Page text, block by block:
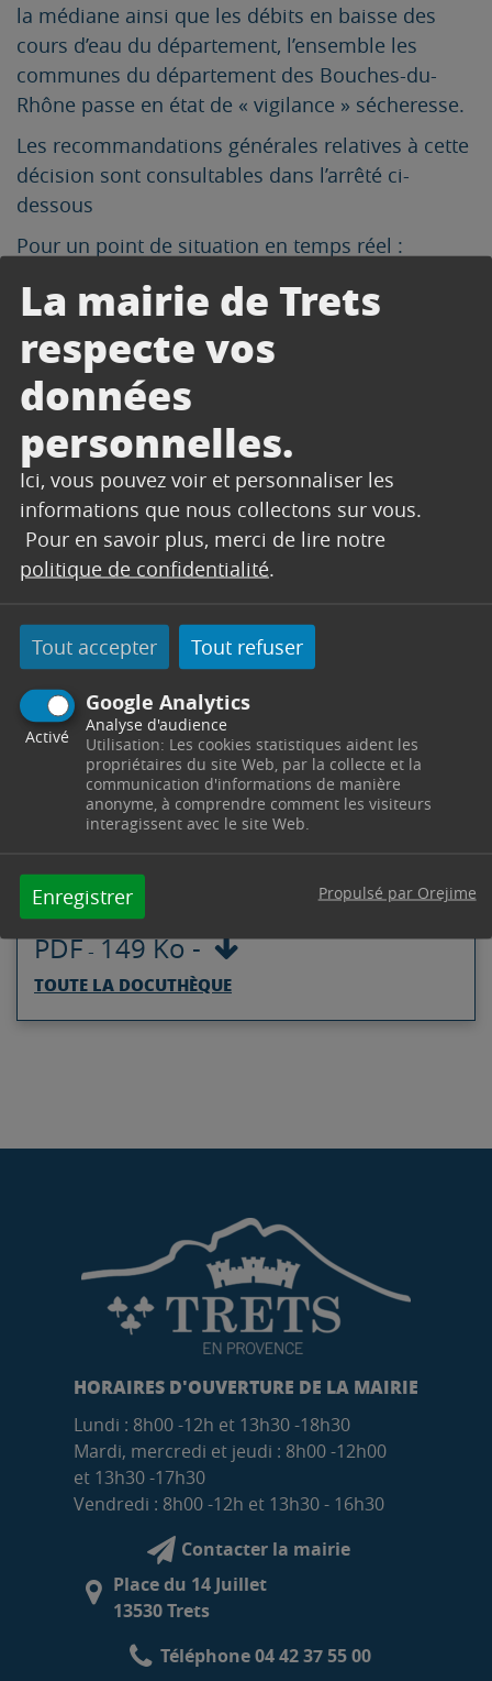
La mairie de Trets
respecte vos
données
personnelles.
Ici, vous pouvez voir et personnaliser les
informations que nous collectons sur vous.
Pour en savoir plus, merci de lire notre
politique de confidentialité.
Tout accepter Tout refuser
Google Analytics
Activé
Analyse d'audience
Utilisation: Les cookies statistiques aident les
propriétaires du site Web, par la collecte et la
communication d'informations de manière
anonyme, à comprendre comment les visiteurs
interagissent avec le site Web.
Enregistrer Propulsé par Orejime
la médiane ainsi que les débits en baisse des
cours d’eau du département, l’ensemble les
communes du département des Bouches-du-
Rhône passe en état de « vigilance » sécheresse.
Les recommandations générales relatives à cette
décision sont consultables dans l’arrêté ci-
dessous
Pour un point de situation en temps réel :
de-l-Etat/Environnement-risques-naturels-et-
technologiques/La-secheresse
DOCUMENTS
ARRÊTÉ PRÉFECTORAL N°253-
2026 INSTAURANT L’ÉTAT DE
VIGILANCE SÉCHERESSE SUR LE
DÉPARTEMENT DES BOUCHES-
DU-RHÔNE
PDF - 149 Ko-
TOUTE LA DOCUTHÈQUE
HORAIRES D'OUVERTURE DE LA MAIRIE
Lundi : 8h00 -12h et 13h30 -18h30
Mardi, mercredi et jeudi : 8h00 -12h00
et 13h30 -17h30
Vendredi : 8h00 -12h et 13h30 - 16h30
Contacter la mairie
Place du 14 Juillet
13530 Trets
Téléphone 04 42 37 55 00